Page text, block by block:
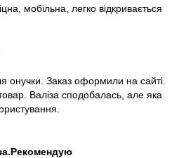
мобільна, легко відкривається
онучки. Заказ оформили на сайті.
Валіза сподобалась, але яка